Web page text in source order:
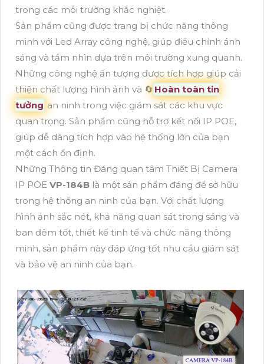
trong các môi trường khắc nghiệt.
Sản phẩm cũng được trang bị chức năng thông
minh với Led Array công nghệ, giúp điều chỉnh ánh
sáng và tầm nhìn dựa trên môi trường xung quanh.
Những công nghệ ấn tượng được tích hợp giúp cải
thiện chất lượng hình ảnh và 🔄 Hoàn toàn tin
tưởng an ninh trong việc giám sát các khu vực
quan trọng. Sản phẩm cũng hỗ trợ kết nối IP POE,
giúp dễ dàng tích hợp vào hệ thống lớn của bạn
một cách ổn định.
Những Thông tin Đáng quan tâm Thiết Bị Camera
IP POE VP-184B là một sản phẩm đáng để sở hữu
trong hệ thống an ninh của bạn. Với chất lượng
hình ảnh sắc nét, khả năng quan sát trong sáng và
ban đêm tốt, thiết kế tinh tế và chức năng thông
minh, sản phẩm này đáp ứng tốt nhu cầu giám sát
và bảo vệ an ninh của bạn.